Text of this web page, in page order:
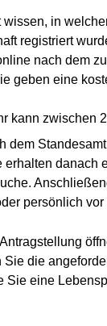
wissen, in
registriert
nach dem
geben eine
kann zwischen
dem
erhalten danach
persönlich vor
Sie die
Sie eine